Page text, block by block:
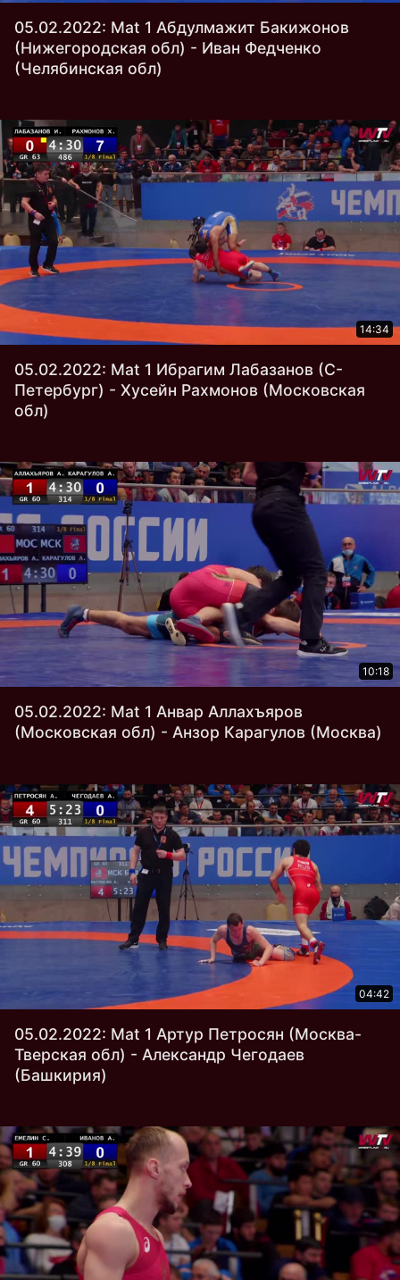
05.02.2022: Mat 1 Абдулмажит Бакижонов
(Нижегородская обл) - Иван Федченко
(Челябинская обл)
14:34
05.02.2022: Mat 1 Ибрагим Лабазанов (С-
Петербург) - Хусейн Рахмонов (Московская
обл)
10:18
05.02.2022: Mat 1 Анвар Аллахъяров
(Московская обл) - Анзор Карагулов (Москва)
04:42
05.02.2022: Mat 1 Артур Петросян (Москва-
Тверская обл) - Александр Чегодаев
(Башкирия)